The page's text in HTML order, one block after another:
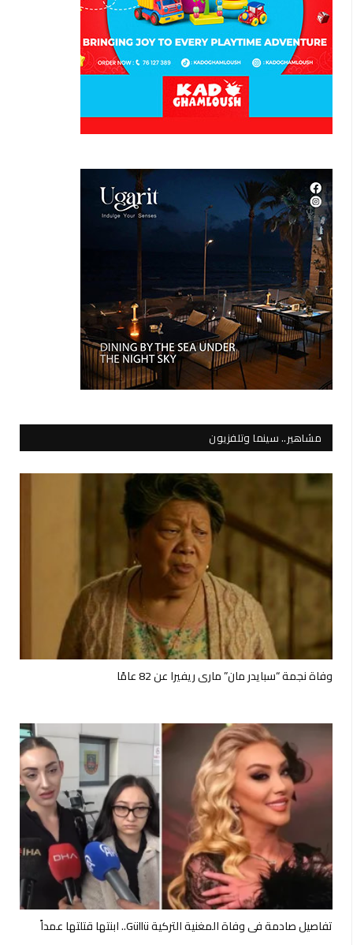
مشاهير.. سينما وتلفزيون
وفاة نجمة “سبايدر مان” ماري ريفيرا عن 82 عامًا
تفاصيل صادمة في وفاة المغنية التركية Güllü.. ابنتها قتلتها عمداً